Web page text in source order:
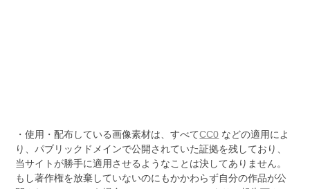
・使用・配布している画像素材は、すべてCC0 などの適用によ
り、パブリックドメインで公開されていた証拠を残しており、
当サイトが勝手に適用させるようなことは決してありません。
もし著作権を放棄していないのにもかかわらず自分の作品が公